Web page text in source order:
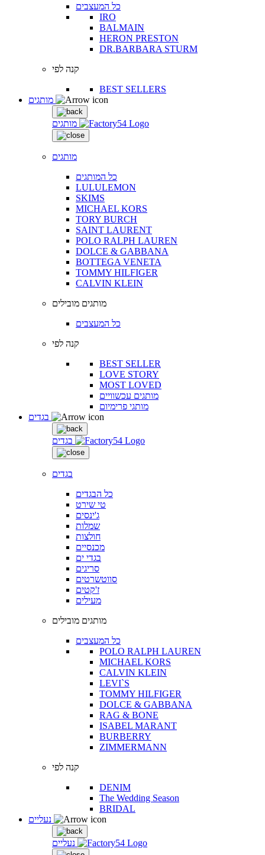
כל המעצבים
IRO
BALMAIN
HERON PRESTON
DR.BARBARA STURM
קנה לפי
BEST SELLERS
מותגים
מותגים
כל המותגים
LULULEMON
SKIMS
MICHAEL KORS
TORY BURCH
SAINT LAURENT
POLO RALPH LAUREN
DOLCE & GABBANA
BOTTEGA VENETA
TOMMY HILFIGER
CALVIN KLEIN
מותגים מובילים
כל המעצבים
קנה לפי
BEST SELLER
LOVE STORY
MOST LOVED
מותגים עכשוויים
מותגי פרימיום
בגדים
בגדים
כל הבגדים
טי שירט
ג'ינסים
שמלות
חולצות
מכנסיים
בגדי ים
סריגים
סווטשרטים
ז'קטים
מעילים
מותגים מובילים
כל המעצבים
POLO RALPH LAUREN
MICHAEL KORS
CALVIN KLEIN
LEVI`S
TOMMY HILFIGER
DOLCE & GABBANA
RAG & BONE
ISABEL MARANT
BURBERRY
ZIMMERMANN
קנה לפי
DENIM
The Wedding Season
BRIDAL
נעליים